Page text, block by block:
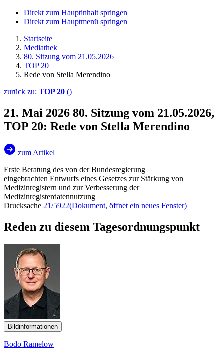
Direkt zum Hauptinhalt springen
Direkt zum Hauptmenü springen
Startseite
Mediathek
80. Sitzung vom 21.05.2026
TOP 20
Rede von Stella Merendino
zurück zu: TOP 20 ()
21. Mai 2026 80. Sitzung vom 21.05.2026,
TOP 20: Rede von Stella Merendino
zum Artikel
Erste Beratung des von der Bundesregierung
eingebrachten Entwurfs eines Gesetzes zur Stärkung von
Medizinregistern und zur Verbesserung der
Medizinregisterdatennutzung
Drucksache 21/5922(Dokument, öffnet ein neues Fenster)
Reden zu diesem Tagesordnungspunkt
Bildinformationen
Bodo Ramelow